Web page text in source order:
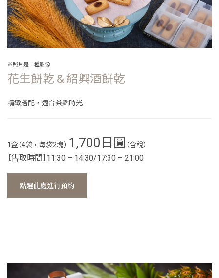
※照片是一種影像
花生餅乾&紹興酒餅乾
精緻搭配，適合茶點時光
1盒（4袋，每袋2塊） 1,700日圓 （含稅）
【售取時間】11:30 – 14:30/17:30 – 21:00
點選此處進行預約